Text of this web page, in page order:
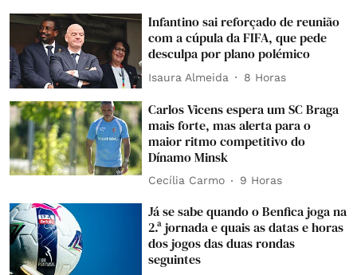
Infantino sai reforçado de reunião
com a cúpula da FIFA, que pede
desculpa por plano polémico
Isaura Almeida 8 Horas
Carlos Vicens espera um SC Braga
mais forte, mas alerta para o
maior ritmo competitivo do
Dínamo Minsk
Cecília Carmo 9 Horas
Já se sabe quando o Benfica joga na
2.ª jornada e quais as datas e horas
dos jogos das duas rondas
seguintes